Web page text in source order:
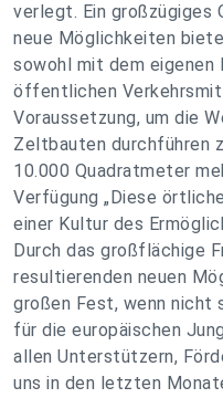
verlegt. Ein großzügiges
neue Möglichkeiten
sowohl mit dem eigenen
öffentlichen
Voraussetzung, um die
Zeltbauten durchführen
10.000 Quadratmeter
Verfügung „Diese
einer Kultur des
Durch das großflächige
resultierenden neuen
großen Fest, wenn nicht
für die europäischen
allen Unterstützern,
uns in den letzten